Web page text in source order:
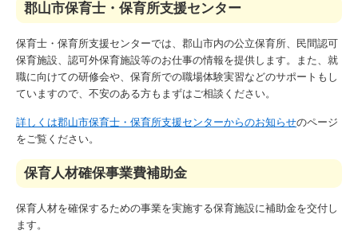
郡山市保育士・保育所支援センター
保育士・保育所支援センターでは、郡山市内の公立保育所、民間認可
保育施設、認可外保育施設等のお仕事の情報を提供します。また、就
職に向けての研修会や、保育所での職場体験実習などのサポートもし
ていますので、不安のある方もまずはご相談ください。
詳しくは郡山市保育士・保育所支援センターからのお知らせ​のページ
をご覧ください。
保育人材確保事業費補助金
保育人材を確保するための事業を実施する保育施設に補助金を交付し
ます。